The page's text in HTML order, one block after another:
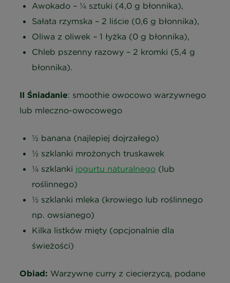
Awokado – ¼ sztuki (4,0 g błonnika),
Sałata rzymska – 2 liście (0,6 g błonnika),
Oliwa z oliwek – 1 łyżka (0 g błonnika),
Chleb pszenny razowy – 2 kromki (5,4 g
błonnika).
II Śniadanie: smoothie owocowo warzywnego
lub mleczno-owocowego
½ banana (najlepiej dojrzałego)
½ szklanki mrożonych truskawek
¼ szklanki jogurtu naturalnego (lub
roślinnego)
½ szklanki mleka (krowiego lub roślinnego
np. owsianego)
Kilka listków mięty (opcjonalnie dla
świeżości)
Obiad: Warzywne curry z ciecierzycą, podane